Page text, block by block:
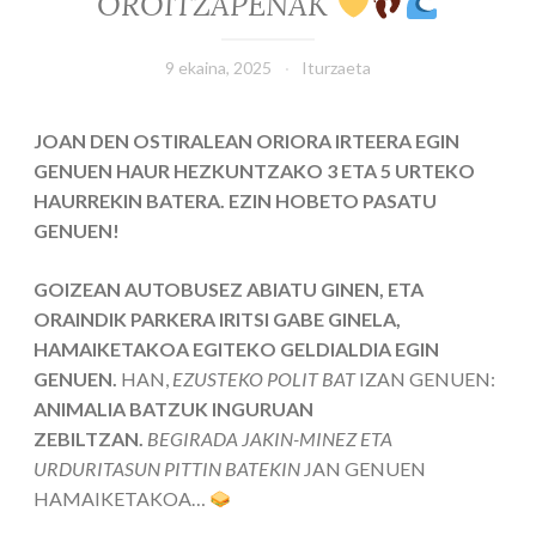
9 ekaina, 2025 Iturzaeta
JOAN DEN OSTIRALEAN ORIORA IRTEERA EGIN
GENUEN HAUR HEZKUNTZAKO 3 ETA 5 URTEKO
HAURREKIN BATERA. EZIN HOBETO PASATU
GENUEN!
GOIZEAN AUTOBUSEZ ABIATU GINEN, ETA
ORAINDIK PARKERA IRITSI GABE GINELA,
HAMAIKETAKOA EGITEKO GELDIALDIA EGIN
GENUEN. HAN, EZUSTEKO POLIT BATIZAN GENUEN:
ANIMALIA BATZUK INGURUAN
ZEBILTZAN. BEGIRADA JAKIN-MINEZ ETA
URDURITASUN PITTIN BATEKIN JAN GENUEN
HAMAIKETAKOA…